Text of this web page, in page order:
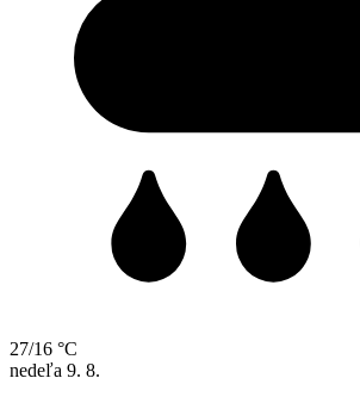
27/16 °C
nedeľa 9. 8.